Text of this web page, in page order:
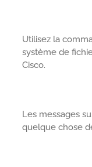
Utilisez la
système de
Cisco.
Les messages
quelque chose